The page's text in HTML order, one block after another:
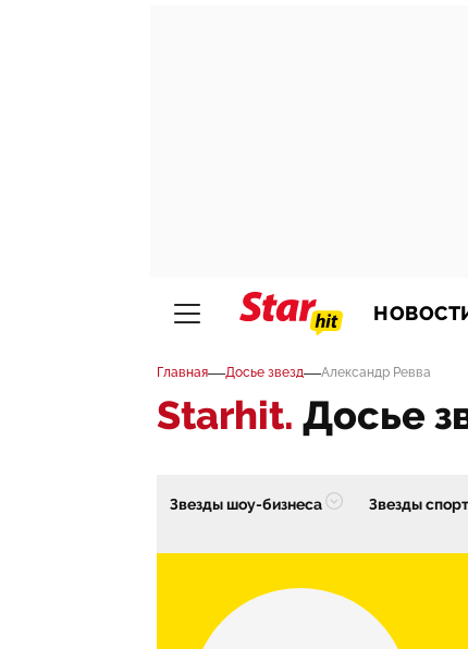
Главная—Досье звезд—Александр Ревва
Starhit. Досье
Звезды шоу-бизнеса Звезды